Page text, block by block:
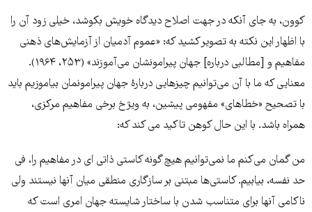
کوون، به جای آنکه در جهت اصلاح دیدگاه خویش بکوشد، خیلی زود آن را
با اظهار این نکته به تصویر کشید که: «عموم آدمیان از آزمایش‌‌‌های ذهنی
مفاهیم و [مطالبی درباره] جهان پیرامونشان می‌‌‌آموزند» (۲۵۳، ۱۹۶۴).
معنایی که ما با آن می‌‌‌توانیم چیزهایی دربارۀ جهان پیرامونمان بیاموزیم ‌‌‌باید
با تصحیح «خطاهای» مفهومی پیشین، به ویژخ برخی مفاهیم مرکزی،
همراه باشد. با این حال کوهن تاکید می کند که:
من گمان می‌‌‌کنم ما نمی‌‌‌توانیم هیچ گونه کاستی ذاتی ای در مفاهیم را، فی
حد نفسه، بیابیم. کاستی‌‌‌ها مبتنی بر سازگاری منطقی میان آنها نیستند ولی
ناکامی آنها برای متناسب شدن با ساختار شایسته جهان امری است که